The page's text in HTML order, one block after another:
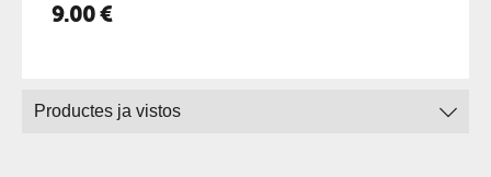
9.00 €
Productes ja vistos